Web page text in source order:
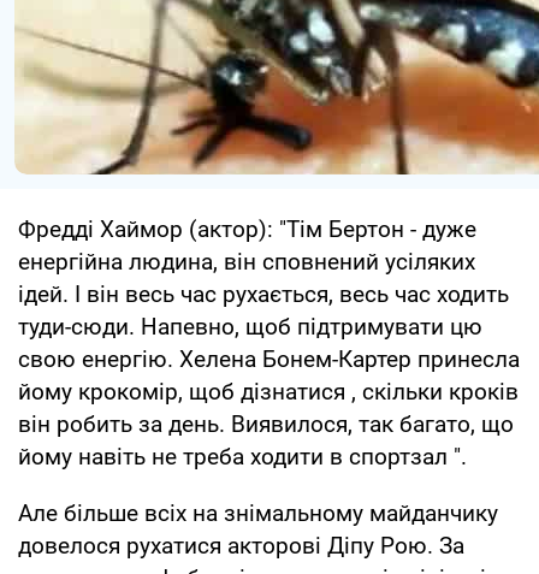
Фредді Хаймор (актор): "Тім Бертон - дуже
енергійна людина, він сповнений усіляких
ідей. І він весь час рухається, весь час ходить
туди-сюди. Напевно, щоб підтримувати цю
свою енергію. Хелена Бонем-Картер принесла
йому крокомір, щоб дізнатися , скільки кроків
він робить за день. Виявилося, так багато, що
йому навіть не треба ходити в спортзал ".
Але більше всіх на знімальному майданчику
довелося рухатися акторові Діпу Рою. За